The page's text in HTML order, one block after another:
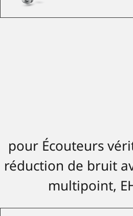
pour Écouteurs
réduction de bruit
multipoint,